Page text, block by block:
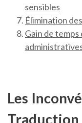
sensibles
Élimination
Gain de
Les